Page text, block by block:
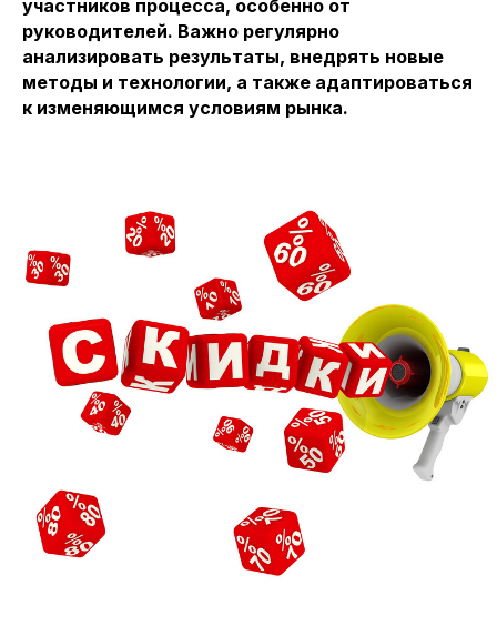
участников процесса, особенно от
руководителей. Важно регулярно
анализировать результаты, внедрять новые
методы и технологии, а также адаптироваться
к изменяющимся условиям рынка.